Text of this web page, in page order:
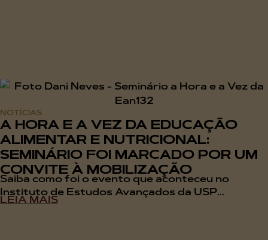
NOTÍCIAS
A HORA E A VEZ DA EDUCAÇÃO
ALIMENTAR E NUTRICIONAL:
SEMINÁRIO FOI MARCADO POR UM
CONVITE À MOBILIZAÇÃO
Saiba como foi o evento que aconteceu no
Instituto de Estudos Avançados da USP...
LEIA MAIS